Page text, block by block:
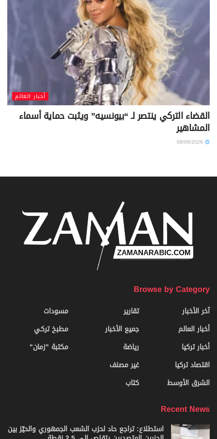
أخبار العالم
القضاء التركي ينتصر لـ “بيونسيه” ويثبت حماية أسماء
المشاهير
Browse by Category
آخر الأخبار
أخبار العالم
أخبار تركيا
اقتصاد تركيا
الشرق الأوسط
تقارير
جميع الأخبار
رياضة
غير مصنف
كتاب
مسودات
مطبخ تركي
مكتبة "زمان"
Recent News
استطلاع: تراجع حاد لحزب الشعب الجمهوري والحيّز بين